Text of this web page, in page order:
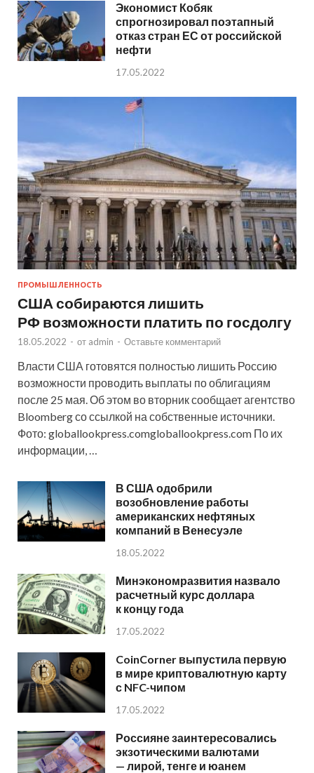
Экономист Кобяк
спрогнозировал поэтапный
отказ стран ЕС от российской
нефти
17.05.2022
ПРОМЫШЛЕННОСТЬ
США собираются лишить
РФ возможности платить по госдолгу
18.05.2022 - от admin - Оставьте комментарий
Власти США готовятся полностью лишить Россию
возможности проводить выплаты по облигациям
после 25 мая. Об этом во вторник сообщает агентство
Bloomberg со ссылкой на собственные источники.
Фото: globallookpress.comgloballookpress.com По их
информации, …
В США одобрили
возобновление работы
американских нефтяных
компаний в Венесуэле
18.05.2022
Минэкономразвития назвало
расчетный курс доллара
к концу года
17.05.2022
CoinCorner выпустила первую
в мире криптовалютную карту
с NFC-чипом
17.05.2022
Россияне заинтересовались
экзотическими валютами
— лирой, тенге и юанем